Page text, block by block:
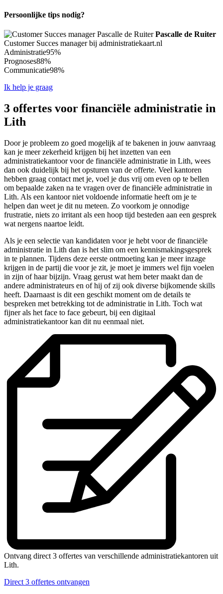
Persoonlijke tips nodig?
Pascalle de Ruiter
Customer Succes manager bij administratiekaart.nl
Administratie95%
Prognoses88%
Communicatie98%
Ik help je graag
3 offertes voor financiële administratie in
Lith
Door je probleem zo goed mogelijk af te bakenen in jouw aanvraag
kan je meer zekerheid krijgen bij het inzetten van een
administratiekantoor voor de financiële administratie in Lith, wees
dan ook duidelijk bij het opsturen van de offerte. Veel kantoren
hebben graag contact met je, voel je dus vrij om even op te bellen
om bepaalde zaken na te vragen over de financiële administratie in
Lith. Als een kantoor niet voldoende informatie heeft om je te
helpen dan weet je dit nu meteen. Zo voorkom je onnodige
frustratie, niets zo irritant als een hoop tijd besteden aan een gesprek
wat nergens naartoe leidt.
Als je een selectie van kandidaten voor je hebt voor de financiële
administratie in Lith dan is het slim om een kennismakingsgesprek
in te plannen. Tijdens deze eerste ontmoeting kan je meer inzage
krijgen in de partij die voor je zit, je moet je immers wel fijn voelen
in zijn of haar bijzijn. Vraag gerust wat hem beter maakt dan de
andere administrateurs en of hij of zij ook diverse bijkomende skills
heeft. Daarnaast is dit een geschikt moment om de details te
bespreken met betrekking tot de administratie in Lith. Toch wat
fijner als het face to face gebeurt, bij een digitaal
administratiekantoor kan dit nu eenmaal niet.
Ontvang direct 3 offertes van verschillende administratiekantoren uit
Lith.
Direct 3 offertes ontvangen